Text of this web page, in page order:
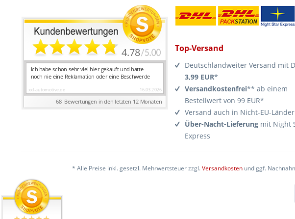
Top-Versand
Deutschlandweiter Versand mit
3,99 EUR*
Versandkostenfrei** ab einem
Bestellwert von 99 EUR*
Versand auch in Nicht-EU-Länder
Über-Nacht-Lieferung mit Night
Express
* Alle Preise inkl. gesetzl. Mehrwertsteuer zzgl.Versandkosten und ggf.